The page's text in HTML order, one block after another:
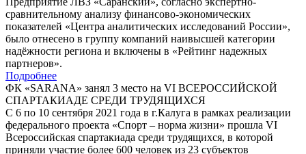
сравнительному анализу финансово-экономических
показателей «Центра аналитических исследований России»,
было отнесено в группу компаний наивысшей категории
надёжности региона и включены в «Рейтинг надежных
партнеров».
Подробнее
ФК «SARANA» занял 3 место на VI ВСЕРОССИЙСКОЙ
СПАРТАКИАДЕ СРЕДИ ТРУДЯЩИХСЯ
С 6 по 10 сентября 2021 года в г.Калуга в рамках реализации
федерального проекта «Спорт – норма жизни» прошла VI
Всероссийская спартакиада среди трудящихся, в которой
приняли участие более 600 человек из 23 субъектов